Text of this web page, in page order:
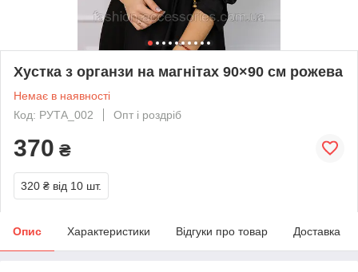
Хустка з органзи на магнітах 90×90 см рожева
Немає в наявності
Код: РУТА_002
Опт і роздріб
370 ₴
320 ₴ від 10 шт.
Опис Характеристики Відгуки про товар Доставка